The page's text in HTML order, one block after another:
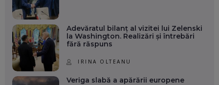
Adevăratul bilanț al vizitei lui Zelenski
la Washington. Realizări și întrebări
fără răspuns
IRINA OLTEANU
Veriga slabă a apărării europene